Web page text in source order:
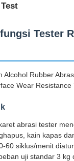
Tester
Alcohol Rubber
Wear Resistance
abrasi tester
kain kapas
60 siklus/menit
uji standar 3 kg